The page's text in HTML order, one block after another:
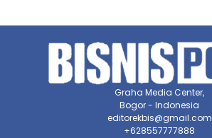
Graha Media Center,
Bogor - Indonesia
editorekbis@gmail.com
+628557777888